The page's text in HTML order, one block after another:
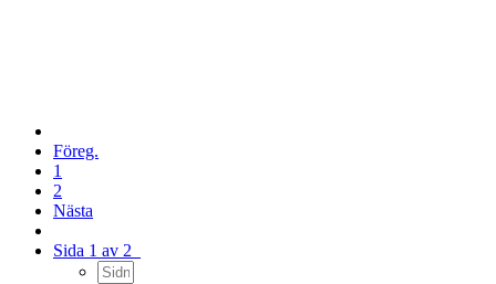
Föreg.
1
2
Nästa
Sida 1 av 2